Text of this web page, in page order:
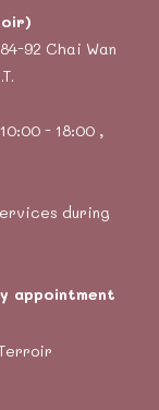
92 Chai Wan
- 18:00 ,
during
appointment